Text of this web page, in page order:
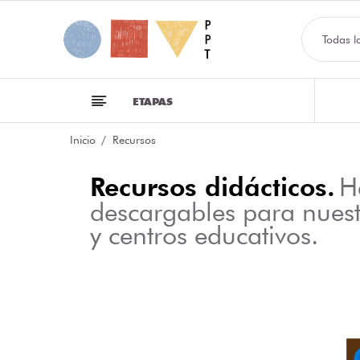
Todas
ETAPAS
Inicio Recursos
Recursos didácticos.
descargables para
y centros educativos.